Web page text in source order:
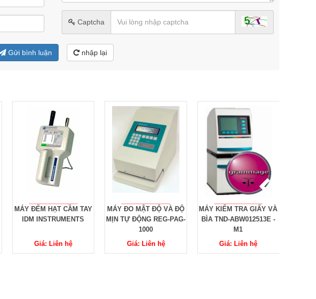
Captcha
Gửi bình luận nhập lại
MÁY ĐẾM HẠT CẦM TAY
IDM INSTRUMENTS
Giá: Liên hệ
MÁY ĐO MẬT ĐỘ VÀ ĐỘ
MỊN TỰ ĐỘNG REG-PAG-
1000
Giá: Liên hệ
MÁY KIỂM TRA GIẤY VÀ
BÌA TND-ABW012513E -
M1
Giá: Liên hệ